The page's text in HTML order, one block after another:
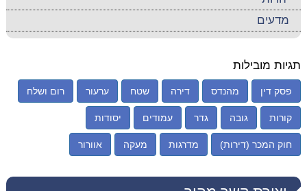
מדעים
תגיות מובילות
פסק דין מהנדס דירה שטח ערעור רום ושלח
קורות גובה גדר עמודים יסודות
חוק המכר (דירות) מדרגות מעקה אוורור